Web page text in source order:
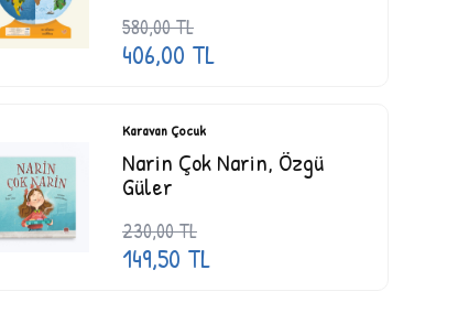
580,00TL
406,00 TL
Karavan Çocuk
Narin Çok Narin, Özgü
Güler
230,00TL
149,50 TL